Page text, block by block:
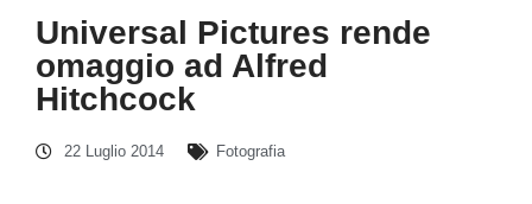
Universal Pictures rende
omaggio ad Alfred
Hitchcock
22 Luglio 2014 Fotografia